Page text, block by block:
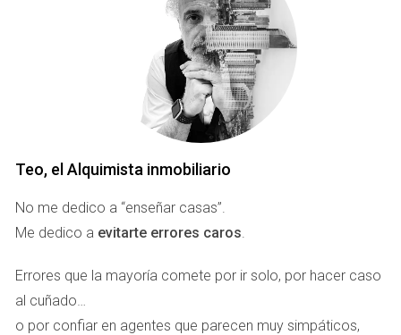
redes sociales generan millones de impactos que
posicionan el destino en la mente de potenciales visitantes
La Costa del Sol posee ventajas competitivas evidentes:
clima privilegiado, infraestructuras modernas, conexiones
y una sólida comunidad internacional. Sin embargo, la
exposición mediática derivada de la Copa Davis permitió
amplificar esas fortalezas ante una audiencia global.
Lo relevante desde el punto de vista inmobiliario es que
muchos de los espectadores que siguen este tipo de
competiciones pertenecen a perfiles económicos con
Teo, el Alquimista inmobiliario
No me dedico a “enseñar casas”.
Me dedico a evitarte errores caros.
Errores que la mayoría comete por ir solo, por hacer caso
al cuñado…
o por confiar en agentes que parecen muy simpáticos,